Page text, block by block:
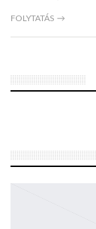
FOLYTATÁS →